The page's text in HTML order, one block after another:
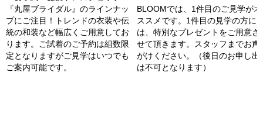
『丸屋ブライダル』のラインナッ
プにご注目！トレンドの衣装や伝
統の和装など幅広くご用意してお
ります。ご試着のご予約は組数限
定となりますがご見学はいつでも
ご案内可能です。
BLOOMでは、1件目のご見学がオ
ススメです。1件目の見学の方に
は、特別なプレゼントをご用意さ
せて頂きます。スタッフまでお声
がけください。（後日のお申し出
は不可となります）